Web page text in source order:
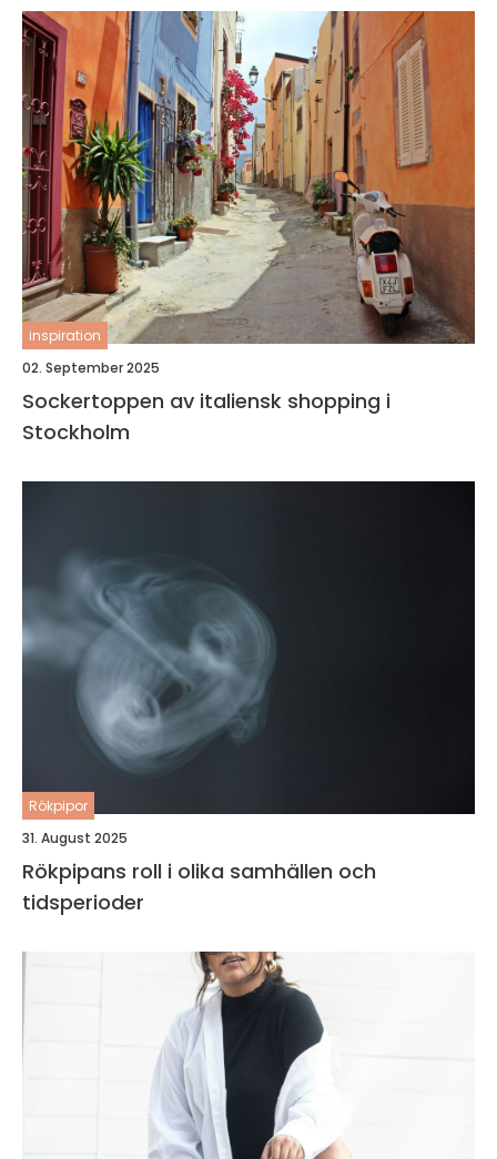
inspiration
02. September 2025
Sockertoppen av italiensk shopping i
Stockholm
Rökpipor
31. August 2025
Rökpipans roll i olika samhällen och
tidsperioder